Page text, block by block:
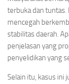
terbuka dan tuntas.
mencegah
stabilitas daerah.
penjelasan yang
penyelidikan yang
Selain itu, kasus ini